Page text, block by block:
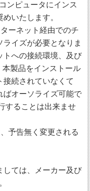
ンピュータにインス
いたします。
ーネット経由でのチ
イズが必要となりま
トへの接続環境、及び
製品をインストール
続されていなくて
ばオーソライズ可能で
することは出来ませ
予告無く変更される
ては、メーカー及び